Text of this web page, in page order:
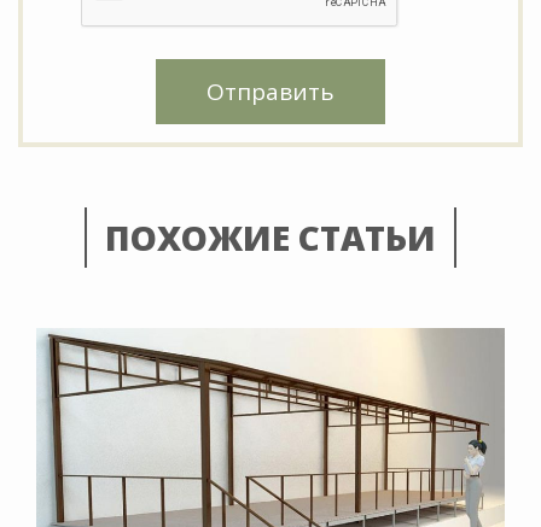
Отправить
ПОХОЖИЕ СТАТЬИ